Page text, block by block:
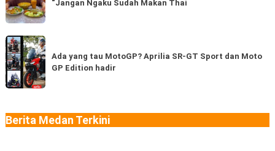
sudah
coba
berapa
jenis?
Food
Asli
Thailand
di
Medan
“Jangan
Sudah
Makan
“Jangan Ngaku Sudah Makan Thai
Ada
yang
tau
MotoGP?
SR-
GT
Ada yang tau MotoGP? Aprilia SR-GT Sport dan Moto
GP Edition hadir
Berita Medan Terkini